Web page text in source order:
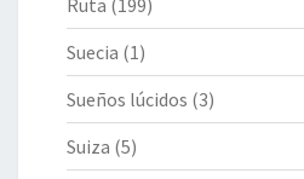
Suecia (1)
Sueños lúcidos (3)
Suiza (5)